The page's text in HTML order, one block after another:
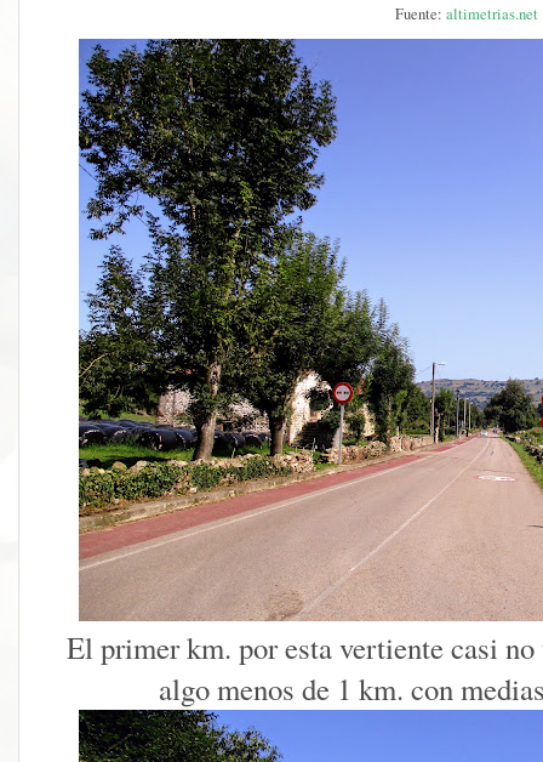
Fuente: altimetrias.net
El primer km. por esta vertiente casi
algo menos de 1 km. con